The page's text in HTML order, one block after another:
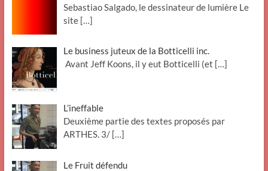
Sebastiao Salgado, le dessinateur de lumière Le
site […]
Le business juteux de la Botticelli inc.
Avant Jeff Koons, il y eut Botticelli (et […]
L’ineffable
Deuxième partie des textes proposés par
ARTHES. 3/ […]
Le Fruit défendu